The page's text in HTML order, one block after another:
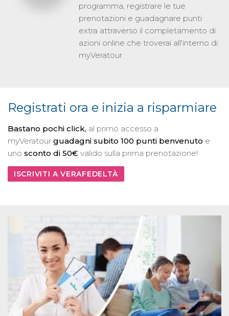
programma, registrare le tue
prenotazioni e guadagnare punti
extra attraverso il completamento di
azioni online che troverai all'interno di
myVeratour.
Registrati ora e inizia a risparmiare
Bastano pochi click, al primo accesso a
myVeratour guadagni subito 100 punti benvenuto e
uno sconto di 50€ valido sulla prima prenotazione!
ISCRIVITI A VERAFEDELTÀ